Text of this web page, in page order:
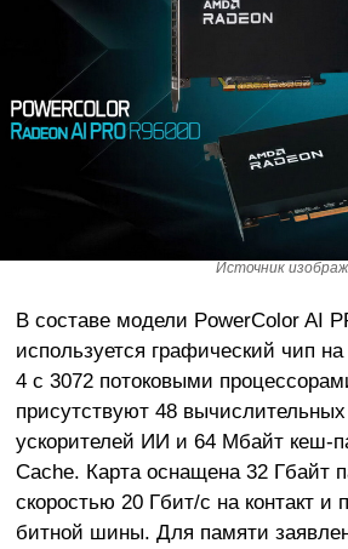
Источник
В составе модели PowerColor AI
используется графический чип
4 с 3072 потоковыми
присутствуют 48
ускорителей ИИ и 64 Мбайт кеш-
Cache. Карта оснащена 32 Гбайт
скоростью 20 Гбит/с на контакт и
битной шины. Для памяти